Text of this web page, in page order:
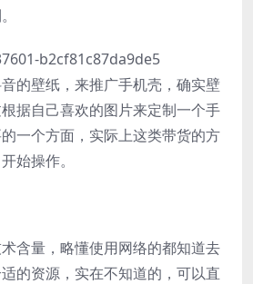
的壁纸，来推广手机壳，确实壁
据自己喜欢的图片来定制一个手
一个方面，实际上这类带货的方
始操作。
含量，略懂使用网络的都知道去
的资源，实在不知道的，可以直